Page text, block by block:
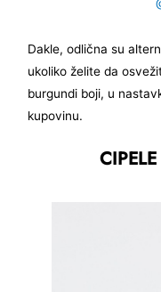
Dakle, odlična su
ukoliko želite da
burgundi boji, u
kupovinu.